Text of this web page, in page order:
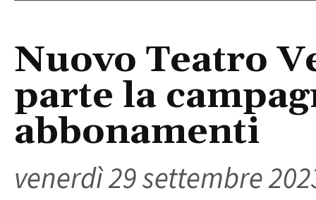
Nuovo Teatro
parte la
abbonamenti
venerdì 29 settembre